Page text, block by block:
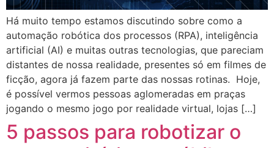
Há muito tempo estamos discutindo sobre como a
automação robótica dos processos (RPA), inteligência
artificial (AI) e muitas outras tecnologias, que pareciam
distantes de nossa realidade, presentes só em filmes de
ficção, agora já fazem parte das nossas rotinas. Hoje,
é possível vermos pessoas aglomeradas em praças
jogando o mesmo jogo por realidade virtual, lojas […]
5 passos para robotizar o